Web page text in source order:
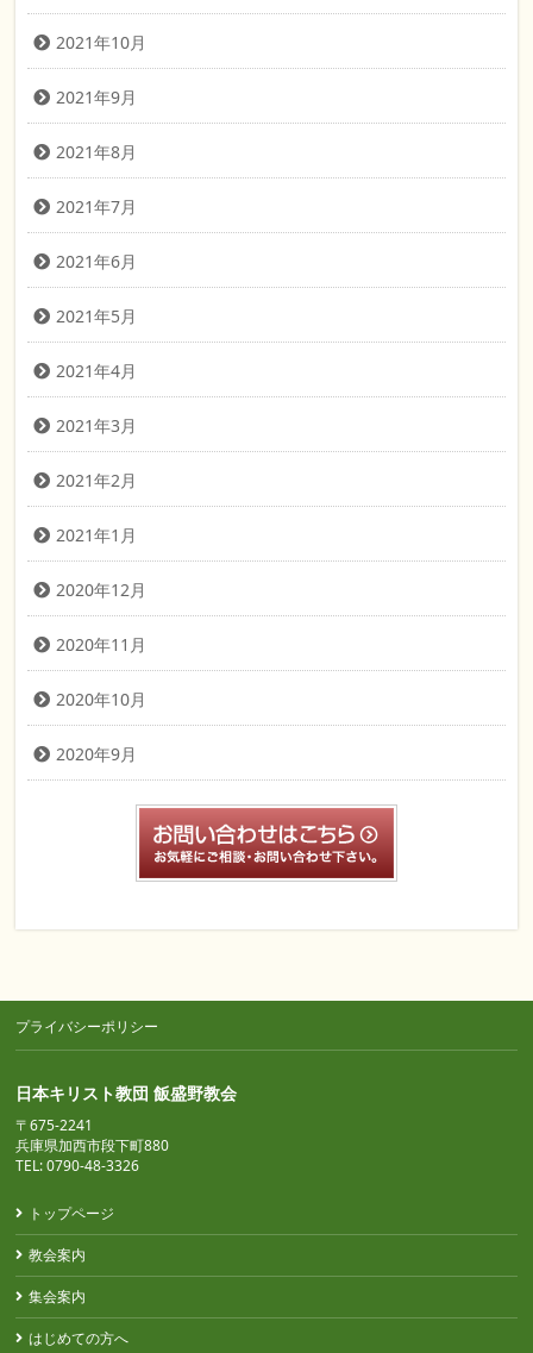
2021年10月
2021年9月
2021年8月
2021年7月
2021年6月
2021年5月
2021年4月
2021年3月
2021年2月
2021年1月
2020年12月
2020年11月
2020年10月
2020年9月
プライバシーポリシー
日本キリスト教団 飯盛野教会
〒675-2241
兵庫県加西市段下町880
TEL: 0790-48-3326
トップページ
教会案内
集会案内
はじめての方へ